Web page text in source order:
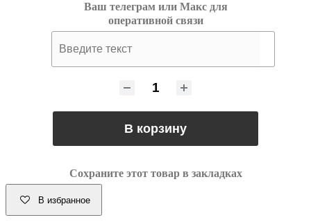
Ваш телеграм или Макс для
оперативной связи
В корзину
Сохраните этот товар в закладках
В избранное